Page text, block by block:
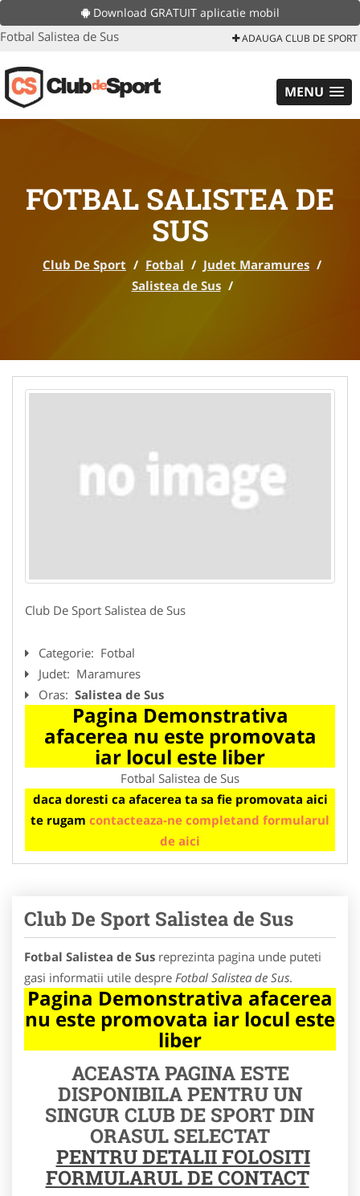
Download GRATUIT aplicatie mobil
Fotbal Salistea de Sus ADAUGA CLUB DE SPORT
MENU
FOTBAL SALISTEA DE
SUS
Club De Sport / Fotbal / Judet Maramures /
Salistea de Sus /
Club De Sport Salistea de Sus
Categorie: Fotbal
Judet: Maramures
Oras: Salistea de Sus
Pagina Demonstrativa
afacerea nu este promovata
iar locul este liber
Fotbal Salistea de Sus
daca doresti ca afacerea ta sa fie promovata aici
te rugam contacteaza-ne completand formularul
de aici
Club De Sport Salistea de Sus
Fotbal Salistea de Sus reprezinta pagina unde puteti
gasi informatii utile despre Fotbal Salistea de Sus.
Pagina Demonstrativa afacerea
nu este promovata iar locul este
liber
ACEASTA PAGINA ESTE
DISPONIBILA PENTRU UN
SINGUR CLUB DE SPORT DIN
ORASUL SELECTAT
PENTRU DETALII FOLOSITI
FORMULARUL DE CONTACT